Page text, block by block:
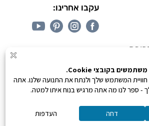
עקבו אחרינו:
קנייה מאובטחת